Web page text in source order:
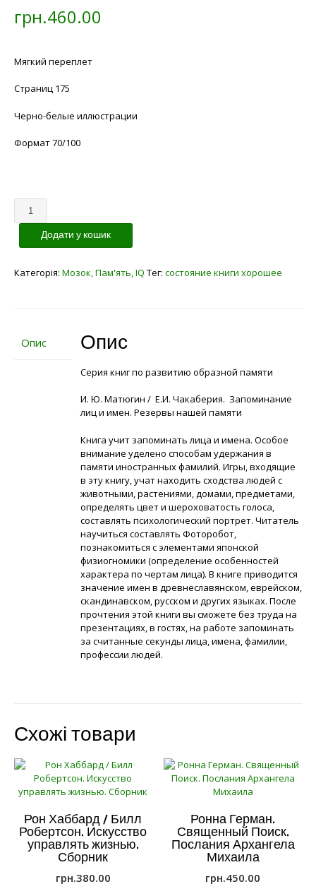
грн.460.00
Мягкий переплет
Страниц 175
Черно-белые иллюстрации
Формат 70/100
Кількість
Додати у кошик
Категорія: Мозок, Пам'ять, IQ Тег: состояние книги хорошее
Опис Опис
Серия книг по развитию образной памяти
И. Ю. Матюгин / Е.И. Чакаберия. Запоминание
лиц и имен. Резервы нашей памяти
Книга учит запоминать лица и имена. Особое
внимание уделено способам удержания в
памяти иностранных фамилий. Игры, входящие
в эту книгу, учат находить сходства людей с
животными, растениями, домами, предметами,
определять цвет и шероховатость голоса,
составлять психологический портрет. Читатель
научиться составлять Фоторобот,
познакомиться с элементами японской
физиогномики (определение особенностей
характера по чертам лица). В книге приводится
значение имен в древнеславянском, еврейском,
скандинавском, русском и других языках. После
прочтения этой книги вы сможете без труда на
презентациях, в гостях, на работе запоминать
за считанные секунды лица, имена, фамилии,
профессии людей.
Схожі товари
Рон Хаббард / Билл
Робертсон. Искусство
управлять жизнью.
Сборник
грн.380.00
Ронна Герман.
Священный Поиск.
Послания Архангела
Михаила
грн.450.00